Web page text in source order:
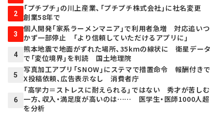
2
「プチプチ」の川上産業、「プチプチ株式会社」に社名変更
創業58年で
3
個人開発「家系ラーメンマニア」で利用者急増 対応追いつ
かず一部停止 「より信頼していただけるアプリに」
4
熊本地震で地面がずれた場所、35kmの線状に 衛星データ
で「変位境界」を判読 国土地理院
5
写真加工アプリ「SNOW」にステマで措置命令 報酬付きで
X投稿依頼、広告表示なし 消費者庁
6
「高学力＝ストレスに耐えられる」ではない 秀才が苦しむ
一方、収入・満足度が高いのは…… 医学生・医師1000人超
を分析